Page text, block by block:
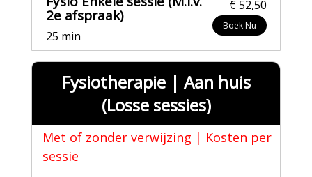
2e afspraak)
25 min
€ 52,50
Boek Nu
Fysiotherapie | Aan huis
(Losse sessies)
Met of zonder verwijzing | Kosten per
sessie